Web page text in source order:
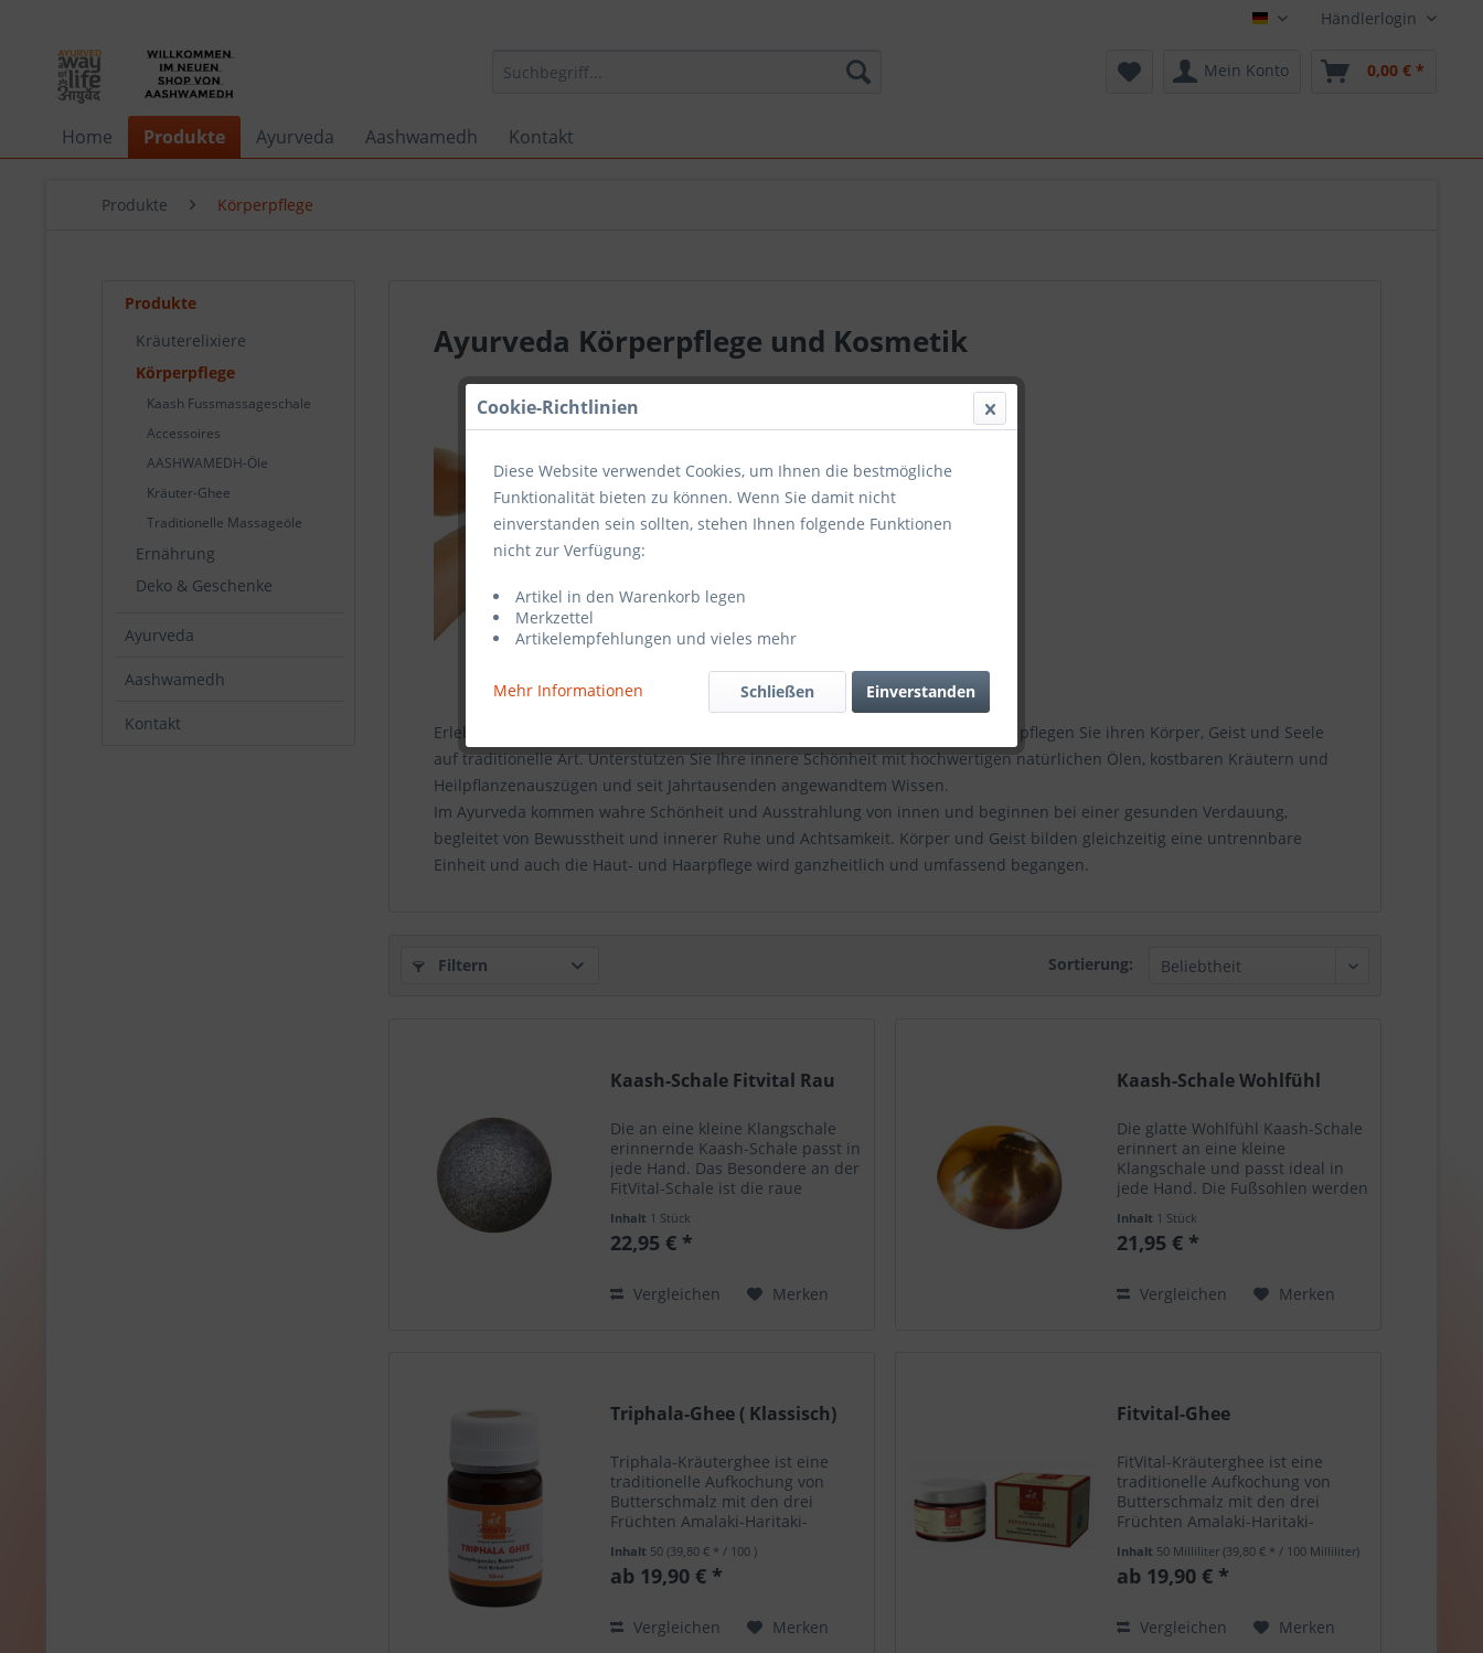
DeutschHändlerlogin
Mein Konto 0,00 € *
Home Produkte Ayurveda Aashwamedh Kontakt
Produkte Körperpflege
Produkte
Kräuterelixiere
Körperpflege
Kaash Fussmassageschale
Accessoires
AASHWAMEDH-Öle
Kräuter-Ghee
Traditionelle Massageöle
Ernährung
Deko & Geschenke
Ayurveda
Aashwamedh
Kontakt
Ayurveda Körperpflege und Kosmetik
Erleben Sie die unvergleichliche ayurvedische Körperpflege und Kosmetik und pflegen Sie ihren Körper, Geist und Seele
auf traditionelle Art. Unterstützen Sie Ihre innere Schönheit mit hochwertigen natürlichen Ölen, kostbaren Kräutern und
Heilpflanzenauszügen und seit Jahrtausenden angewandtem Wissen.
Im Ayurveda kommen wahre Schönheit und Ausstrahlung von innen und beginnen bei einer gesunden Verdauung,
begleitet von Bewusstheit und innerer Ruhe und Achtsamkeit. Körper und Geist bilden gleichzeitig eine untrennbare
Einheit und auch die Haut- und Haarpflege wird ganzheitlich und umfassend begangen.
Filtern Sortierung:
Kaash-Schale Fitvital Rau
Die an eine kleine Klangschale
erinnernde Kaash-Schale passt in
jede Hand. Das Besondere an der
FitVital-Schale ist die raue
Seite. Damit werden die
Fußsohlen in kreisenden
der...
Inhalt 1 Stück
22,95 € *
Vergleichen Merken
Kaash-Schale Wohlfühl
Die glatte Wohlfühl Kaash-Schale
erinnert an eine kleine
Klangschale und passt ideal in
jede Hand. Die Fußsohlen werden
abgerundeten Seite der Kaash-
Schale massiert. Zusätzlich zur
Inhalt 1 Stück
21,95 € *
Vergleichen Merken
Triphala-Ghee ( Klassisch)
Triphala-Kräuterghee ist eine
traditionelle Aufkochung von
Butterschmalz mit den drei
Früchten Amalaki-Haritaki-
Ayurved für seinen vielfältigen
Einsatzbereich und
geschätzt. Wenn...
Inhalt 50(39,80 € * / 100 )
ab 19,90 € *
Vergleichen Merken
Fitvital-Ghee
FitVital-Kräuterghee ist eine
traditionelle Aufkochung von
Butterschmalz mit den drei
Früchten Amalaki-Haritaki-
Ashwagandha und Shatavari .
Das Ghee wird in Ayurved für
und...
Inhalt 50 Milliliter(39,80 € * / 100 Milliliter)
ab 19,90 € *
Vergleichen Merken
Cookie-Richtlinien
Diese Website verwendet Cookies, um Ihnen die bestmögliche
Funktionalität bieten zu können. Wenn Sie damit nicht
einverstanden sein sollten, stehen Ihnen folgende Funktionen
nicht zur Verfügung:
Artikel in den Warenkorb legen
Merkzettel
Artikelempfehlungen und vieles mehr
Mehr Informationen Einverstanden
Schließen